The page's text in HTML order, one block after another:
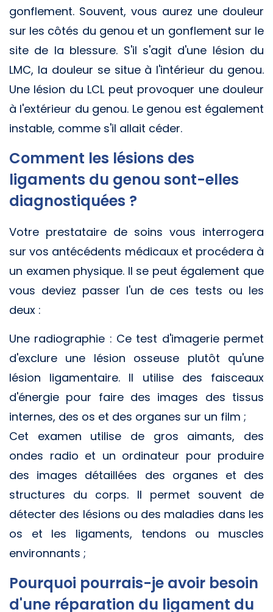
gonflement. Souvent, vous aurez une douleur
sur les côtés du genou et un gonflement sur le
site de la blessure. S'il s'agit d'une lésion du
LMC, la douleur se situe à l'intérieur du genou.
Une lésion du LCL peut provoquer une douleur
à l'extérieur du genou. Le genou est également
instable, comme s'il allait céder.
Comment les lésions des
ligaments du genou sont-elles
diagnostiquées ?
Votre prestataire de soins vous interrogera
sur vos antécédents médicaux et procédera à
un examen physique. Il se peut également que
vous deviez passer l'un de ces tests ou les
deux :
Une radiographie : Ce test d'imagerie permet
d'exclure une lésion osseuse plutôt qu'une
lésion ligamentaire. Il utilise des faisceaux
d'énergie pour faire des images des tissus
internes, des os et des organes sur un film ;
Cet examen utilise de gros aimants, des
ondes radio et un ordinateur pour produire
des images détaillées des organes et des
structures du corps. Il permet souvent de
détecter des lésions ou des maladies dans les
os et les ligaments, tendons ou muscles
environnants ;
Pourquoi pourrais-je avoir besoin
d'une réparation du ligament du